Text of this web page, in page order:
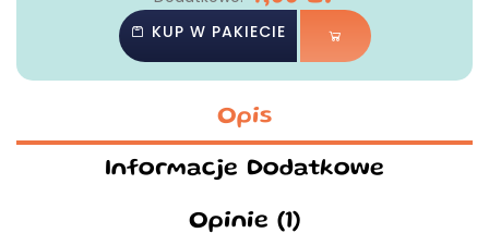
KUP W PAKIECIE
Opis
Informacje Dodatkowe
Opinie (1)